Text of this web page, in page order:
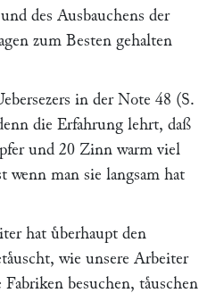
des Ausbauchens der
zum Besten gehalten
in der Note 48 (S.
die Erfahrung lehrt, daß
und 20 Zinn warm viel
wenn man sie langsam hat
hat uͤberhaupt den
wie unsere Arbeiter
besuchen, taͤuschen